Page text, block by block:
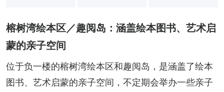
+1
榕树湾绘本区／趣阅岛：涵盖绘本图书、艺术启
蒙的亲子空间
位于负一楼的榕树湾绘本区和趣阅岛，是涵盖了绘本
图书、艺术启蒙的亲子空间，不定期会举办一些亲子